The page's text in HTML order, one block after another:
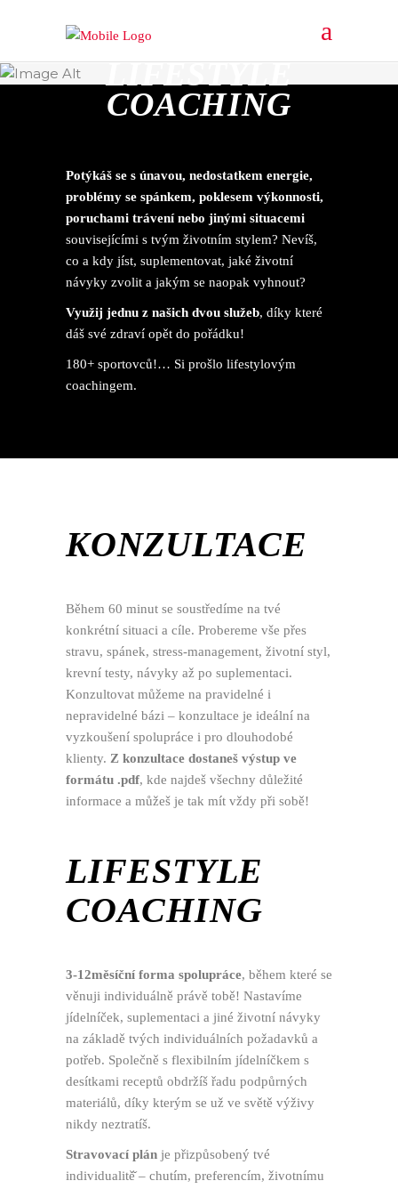
LIFESTYLE
COACHING
Potýkáš se s únavou, nedostatkem energie,
problémy se spánkem, poklesem výkonnosti,
poruchami trávení nebo jinými situacemi
souvisejícími s tvým životním stylem? Nevíš,
co a kdy jíst, suplementovat, jaké životní
návyky zvolit a jakým se naopak vyhnout?
Využij jednu z našich dvou služeb, díky které
dáš své zdraví opět do pořádku!
180+ sportovců!… Si prošlo lifestylovým
coachingem.
KONZULTACE
Během 60 minut se soustředíme na tvé
konkrétní situaci a cíle. Probereme vše přes
stravu, spánek, stress-management, životní styl,
krevní testy, návyky až po suplementaci.
Konzultovat můžeme na pravidelné i
nepravidelné bázi – konzultace je ideální na
vyzkoušení spolupráce i pro dlouhodobé
klienty. Z konzultace dostaneš výstup ve
formátu .pdf, kde najdeš všechny důležité
informace a můžeš je tak mít vždy při sobě!
LIFESTYLE
COACHING
3-12měsíční forma spolupráce, během které se
věnuji individuálně právě tobě! Nastavíme
jídelníček, suplementaci a jiné životní návyky
na základě tvých individuálních požadavků a
potřeb. Společně s flexibilním jídelníčkem s
desítkami receptů obdržíš řadu podpůrných
materiálů, díky kterým se už ve světě výživy
nikdy neztratíš.
Stravovací plán je přizpůsobený tvé
individualitě̌ – chutím, preferencím, životnímu